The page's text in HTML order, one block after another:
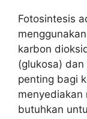
Fotosintesis
karbon
(glukosa)
penting bagi
menyediakan
butuhkan